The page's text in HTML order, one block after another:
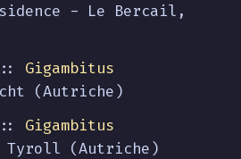
- Le Bercail,
:: Gigambitus
(Autriche)
:: Gigambitus
Tyroll (Autriche)